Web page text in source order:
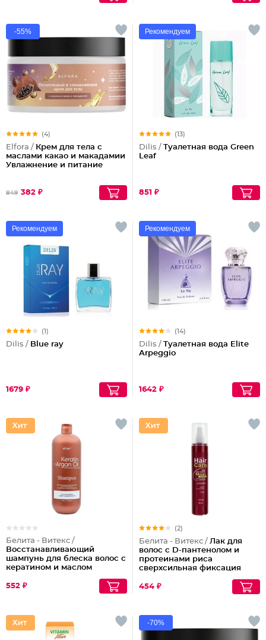
-55%
(4)
Elfora / Крем для тела с
маслами какао и макадамии
Увлажнение и питание
849 382 ₽
Рекомендуем
(13)
Dilis / Туалетная вода Green
Leaf
851 ₽
Рекомендуем
(1)
Dilis / Blue ray
1679 ₽
Рекомендуем
(14)
Dilis / Туалетная вода Elite
Arpeggio
1642 ₽
Белита - Витекс /
Восстанавливающий
шампунь для блеска волос с
кератином и маслом
552 ₽
(2)
Белита - Витекс / Лак для
волос с D-пантенолом и
протеинами риса
сверхсильная фиксация
454 ₽
-70%